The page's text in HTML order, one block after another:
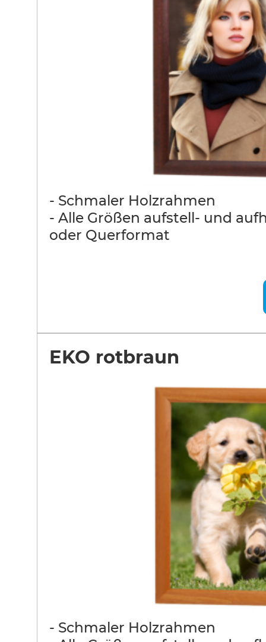
- Schmaler Holzrahmen
- Alle Größen aufstell- und
oder Querformat
EKO rotbraun
- Schmaler Holzrahmen